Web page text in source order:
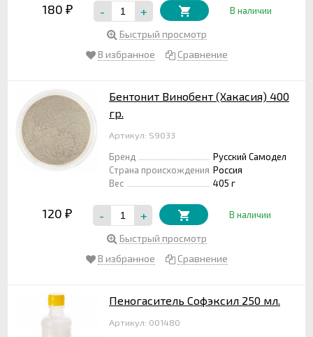
180 ₽ - + В наличии
Быстрый просмотр
В избранное
Сравнение
Бентонит Винобент (Хакасия) 400
гр.
Артикул: S9033
Бренд
Русский Самодел
Страна происхождения Россия
Вес
405 г
120 ₽ - + В наличии
Быстрый просмотр
В избранное
Сравнение
Пеногаситель Софэксил 250 мл.
Артикул: 001480